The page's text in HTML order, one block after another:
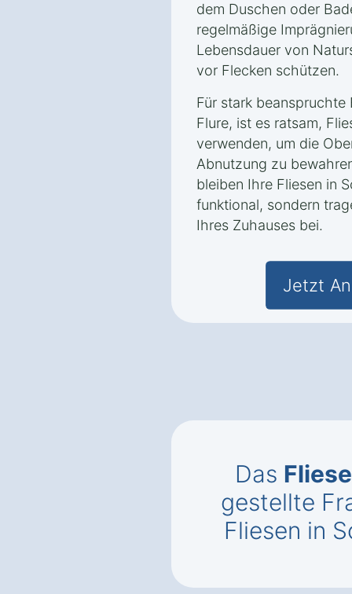
dem Duschen oder
regelmäßige
Lebensdauer von
vor Flecken schützen.
Für stark
Flure, ist es ratsam,
verwenden, um die
Abnutzung zu
bleiben Ihre Fliesen in
funktional, sondern
Ihres Zuhauses bei.
Jetzt
Das
gestellte
Fliesen in